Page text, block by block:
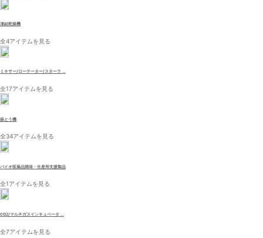
凍結乾燥機
全4アイテムを見る
ミキサー/ローテーター/スターラ ...
全17アイテムを見る
振とう機
全34アイテムを見る
バイオ医薬品開発・生産用支援製品
全1アイテムを見る
CO2/マルチガスインキュベータ ...
全7アイテムを見る